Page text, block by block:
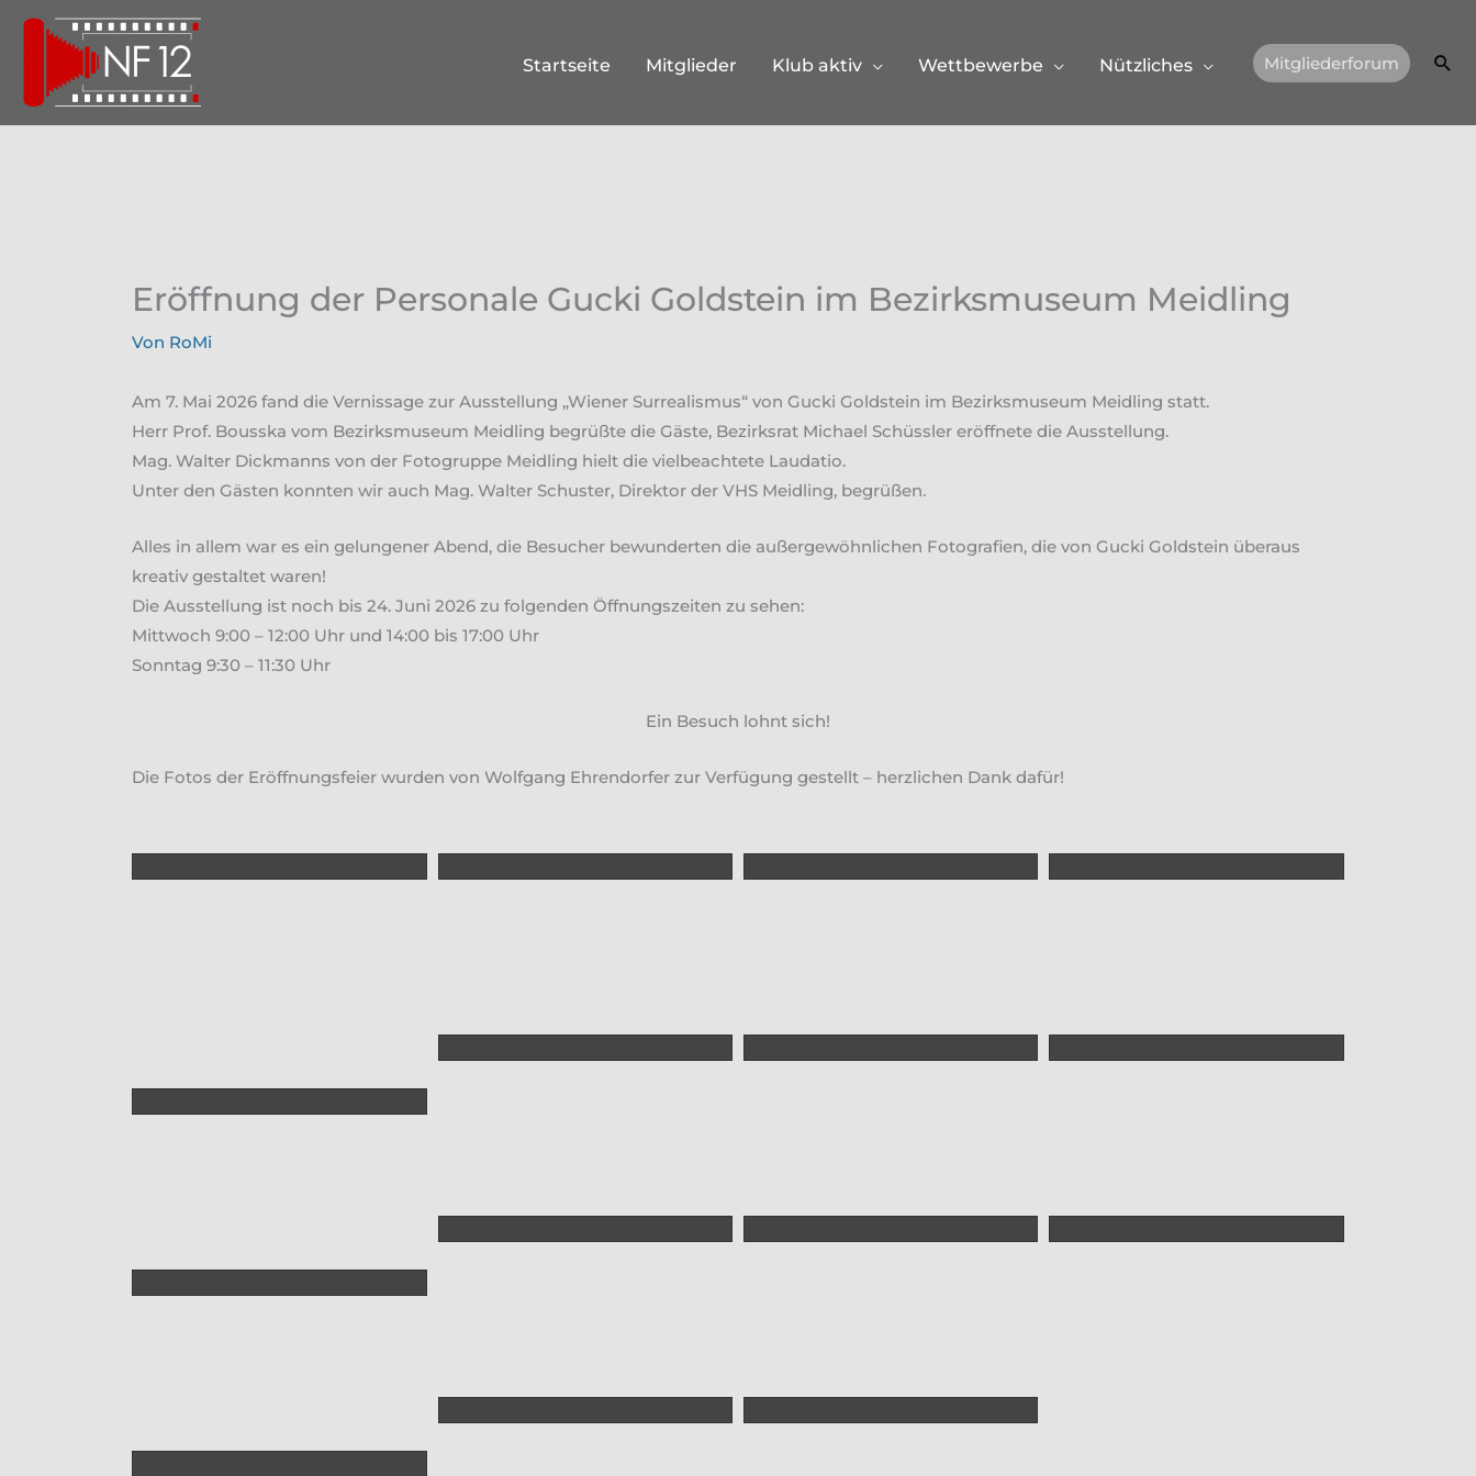
Zum
springen
Startseite Mitglieder Klub aktiv Wettbewerbe Nützliches Mitgliederforum
Eröffnung der Personale Gucki Goldstein im Bezirksmuseum Meidling
Von RoMi
Am 7. Mai 2026 fand die Vernissage zur Ausstellung „Wiener Surrealismus“ von Gucki Goldstein im Bezirksmuseum Meidling statt.
Herr Prof. Bousska vom Bezirksmuseum Meidling begrüßte die Gäste, Bezirksrat Michael Schüssler eröffnete die Ausstellung.
Mag. Walter Dickmanns von der Fotogruppe Meidling hielt die vielbeachtete Laudatio.
Unter den Gästen konnten wir auch Mag. Walter Schuster, Direktor der VHS Meidling, begrüßen.
Alles in allem war es ein gelungener Abend, die Besucher bewunderten die außergewöhnlichen Fotografien, die von Gucki Goldstein überaus
kreativ gestaltet waren!
Die Ausstellung ist noch bis 24. Juni 2026 zu folgenden Öffnungszeiten zu sehen:
Mittwoch 9:00 – 12:00 Uhr und 14:00 bis 17:00 Uhr
Sonntag 9:30 – 11:30 Uhr
Ein Besuch lohnt sich!
Die Fotos der Eröffnungsfeier wurden von Wolfgang Ehrendorfer zur Verfügung gestellt – herzlichen Dank dafür!